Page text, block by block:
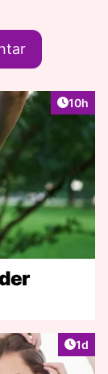
Artikel
10h
1d